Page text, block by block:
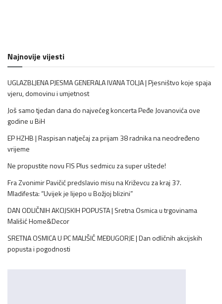
Najnovije vijesti
UGLAZBLJENA PJESMA GENERALA IVANA TOLJA | Pjesništvo koje spaja
vjeru, domovinu i umjetnost
Još samo tjedan dana do najvećeg koncerta Peđe Jovanovića ove
godine u BiH
EP HZHB | Raspisan natječaj za prijam 38 radnika na neodređeno
vrijeme
Ne propustite novu FIS Plus sedmicu za super uštede!
Fra Zvonimir Pavičić predslavio misu na Križevcu za kraj 37.
Mladifesta: “Uvijek je lijepo u Božjoj blizini”
DAN ODLIČNIH AKCIJSKIH POPUSTA | Sretna Osmica u trgovinama
Mališić Home&Decor
SRETNA OSMICA U PC MALIŠIĆ MEĐUGORJE | Dan odličnih akcijskih
popusta i pogodnosti